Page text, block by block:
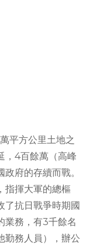
平方公里土地之
，4百餘萬（高峰
府的存續而戰。
指揮大軍的總樞
抗日戰爭時期國
業務，有3千餘名
勤務人員），辦公